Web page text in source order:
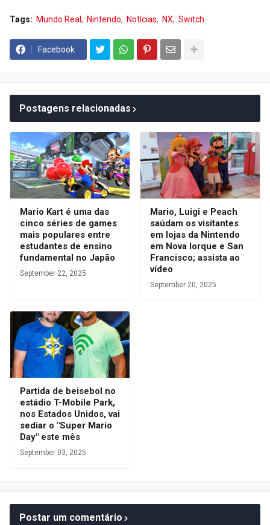
Tags: Mundo Real Nintendo Notícias NX Switch
Facebook
Postagens relacionadas
Mario Kart é uma das
cinco séries de games
mais populares entre
estudantes de ensino
fundamental no Japão
September 22, 2025
Mario, Luigi e Peach
saúdam os visitantes
em lojas da Nintendo
em Nova Iorque e San
Francisco; assista ao
vídeo
September 20, 2025
Partida de beisebol no
estádio T-Mobile Park,
nos Estados Unidos, vai
sediar o "Super Mario
Day" este mês
September 03, 2025
Postar um comentário